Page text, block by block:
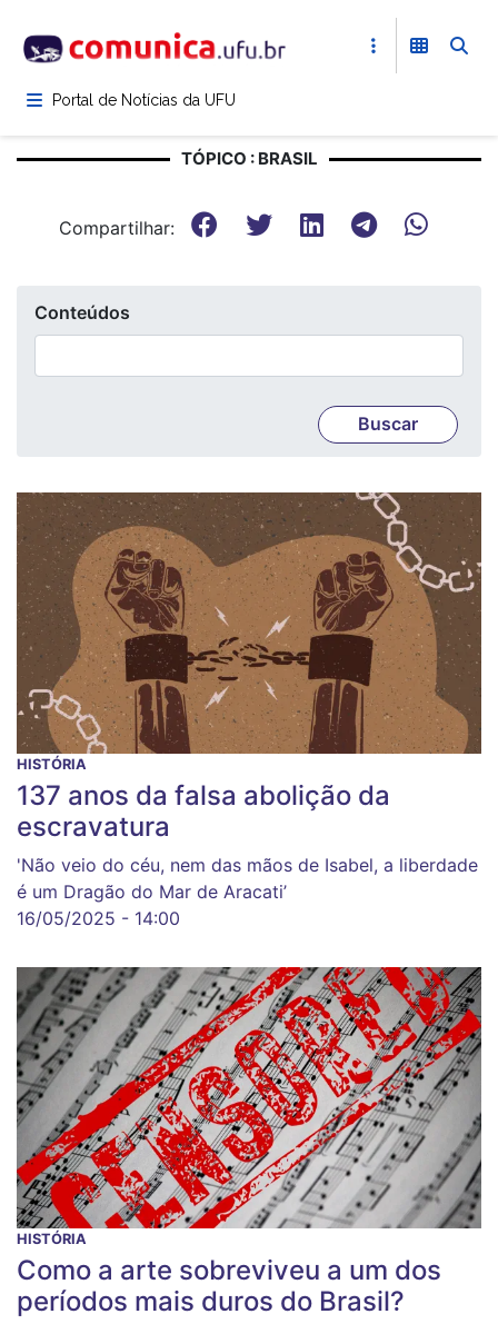
para
conteúdoPortal de Notícias da UFU
TÓPICO : BRASIL
Compartilhar:
Conteúdos
HISTÓRIA
137 anos da falsa abolição da
escravatura
'Não veio do céu, nem das mãos de Isabel, a liberdade
é um Dragão do Mar de Aracati’
16/05/2025 - 14:00
HISTÓRIA
Como a arte sobreviveu a um dos
períodos mais duros do Brasil?